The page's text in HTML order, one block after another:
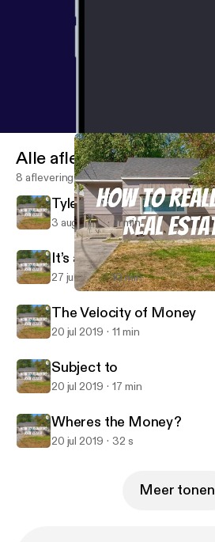
How to really do Real Estate
Alle afleveringen
8 afleveringen
Tyler a newbie in Vegas!
3 aug 2019 11 min
It’s all about your mindset
27 jul 2019 10 min
The Velocity of Money
20 jul 2019 11 min
Subject to
20 jul 2019 17 min
Wheres the Money?
20 jul 2019 32 s
Meer tonen